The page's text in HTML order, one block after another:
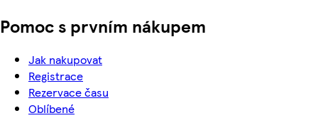
Pomoc s prvním nákupem
Jak nakupovat
Registrace
Rezervace času
Oblíbené